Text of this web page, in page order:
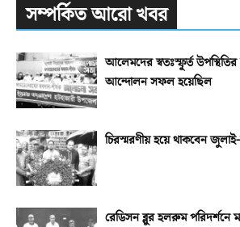
সম্পর্কিত আরো খবর
আলেমদের স্বতঃস্ফূর্ত
আন্দোলন সফল হয়েছিল
চিরস্মরণীয় হয়ে থাকবেন
রেডিসন ব্লুর হলরুম পরিদর্শনে